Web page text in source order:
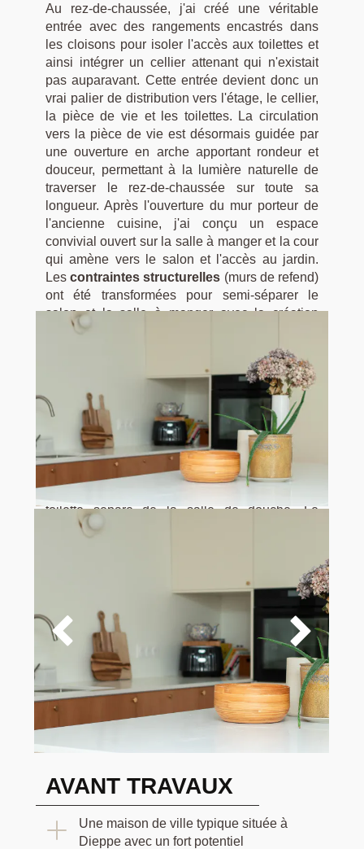
Au rez-de-chaussée, j'ai créé une véritable
entrée avec des rangements encastrés dans
les cloisons pour isoler l'accès aux toilettes et
ainsi intégrer un cellier attenant qui n'existait
pas auparavant. Cette entrée devient donc un
vrai palier de distribution vers l'étage, le cellier,
la pièce de vie et les toilettes. La circulation
vers la pièce de vie est désormais guidée par
une ouverture en arche apportant rondeur et
douceur, permettant à la lumière naturelle de
traverser le rez-de-chaussée sur toute sa
longueur. Après l'ouverture du mur porteur de
l'ancienne cuisine, j'ai conçu un espace
convivial ouvert sur la salle à manger et la cour
qui amène vers le salon et l'accès au jardin.
Lescontraintes structurelles (murs de refend)
ont été transformées pour semi-séparer le
salon et la salle à manger avec la création
d'une cheminée au bio-éthanol pour apporter
une chaleur visuelle. L'ancien accès direct à la
cave a été semi-cloisonné avec une arche pour
créer un espace de jeu pour les enfants caché
des regards depuis le salon.
Le 1er étage a entièrement été redistribué, j'ai
transformé le palier, les 2 chambres en enfilade
jusqu'à la salle de douche - wc, pour créer 3
chambres séparées par un couloir menant à un
toilette séparé de la salle de douche. Le
cachet de l'ancien
conservé dans le couloir. Le dernier niveau a
été transformé par les clients en suite parentale
(chambre, bureau, dressing) avec une mise en
peinture chaleureuse et la rénovation des
parquets.
 
AVANT TRAVAUX
Une maison de ville typique située à
Dieppe avec un fort potentiel